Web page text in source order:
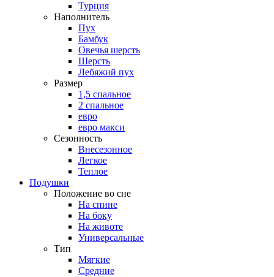
Турция
Наполнитель
Пух
Бамбук
Овечья шерсть
Шерсть
Лебяжий пух
Размер
1,5 спальное
2 спальное
евро
евро макси
Сезонность
Внесезонное
Легкое
Теплое
Подушки
Положение во сне
На спине
На боку
На животе
Универсальные
Тип
Мягкие
Средние